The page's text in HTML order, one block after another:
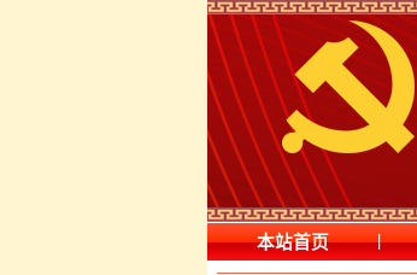
本站首页 |